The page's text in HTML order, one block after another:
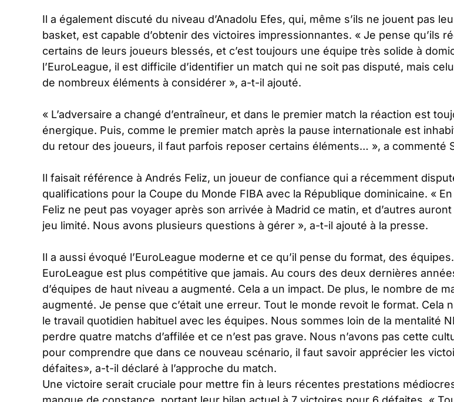
Il a également discuté du niveau d’Anadolu Efes, qui, même s’ils ne jouent pas
basket, est capable d’obtenir des victoires impressionnantes. « Je pense qu’ils
certains de leurs joueurs blessés, et c’est toujours une équipe très solide à
l’EuroLeague, il est difficile d’identifier un match qui ne soit pas disputé, mais
de nombreux éléments à considérer », a-t-il ajouté.
« L’adversaire a changé d’entraîneur, et dans le premier match la réaction est
énergique. Puis, comme le premier match après la pause internationale est
du retour des joueurs, il faut parfois reposer certains éléments… », a commenté
Il faisait référence à Andrés Feliz, un joueur de confiance qui a récemment
qualifications pour la Coupe du Monde FIBA avec la République dominicaine. «
Feliz ne peut pas voyager après son arrivée à Madrid ce matin, et d’autres
jeu limité. Nous avons plusieurs questions à gérer », a-t-il ajouté à la presse.
Il a aussi évoqué l’EuroLeague moderne et ce qu’il pense du format, des
EuroLeague est plus compétitive que jamais. Au cours des deux dernières
d’équipes de haut niveau a augmenté. Cela a un impact. De plus, le nombre de
augmenté. Je pense que c’était une erreur. Tout le monde revoit le format. Cela
le travail quotidien habituel avec les équipes. Nous sommes loin de la mentalité
perdre quatre matchs d’affilée et ce n’est pas grave. Nous n’avons pas cette
pour comprendre que dans ce nouveau scénario, il faut savoir apprécier les
défaites», a-t-il déclaré à l’approche du match.
Une victoire serait cruciale pour mettre fin à leurs récentes prestations